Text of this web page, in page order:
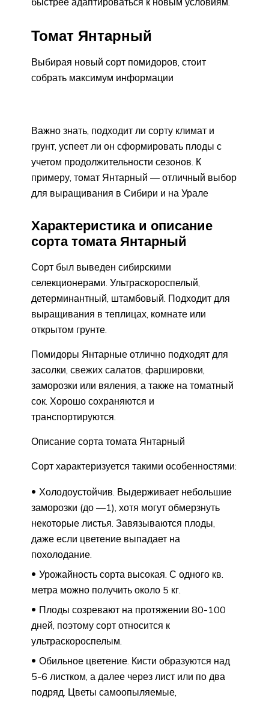
Томат Янтарный
Выбирая новый сорт помидоров, стоит
собрать максимум информации
Важно знать, подходит ли сорту климат и
грунт, успеет ли он сформировать плоды с
учетом продолжительности сезонов. К
примеру, томат Янтарный — отличный выбор
для выращивания в Сибири и на Урале
Характеристика и описание
сорта томата Янтарный
Сорт был выведен сибирскими
селекционерами. Ультраскороспелый,
детерминантный, штамбовый. Подходит для
выращивания в теплицах, комнате или
открытом грунте.
Помидоры Янтарные отлично подходят для
засолки, свежих салатов, фаршировки,
заморозки или вяления, а также на томатный
сок. Хорошо сохраняются и
транспортируются.
Описание сорта томата Янтарный
Сорт характеризуется такими особенностями:
Холодоустойчив. Выдерживает небольшие
заморозки (до —1), хотя могут обмерзнуть
некоторые листья. Завязываются плоды,
даже если цветение выпадает на
похолодание.
Урожайность сорта высокая. С одного кв.
метра можно получить около 5 кг.
Плоды созревают на протяжении 80-100
дней, поэтому сорт относится к
ультраскороспелым.
Обильное цветение. Кисти образуются над
5-6 листком, а далее через лист или по два
подряд. Цветы самоопыляемые,